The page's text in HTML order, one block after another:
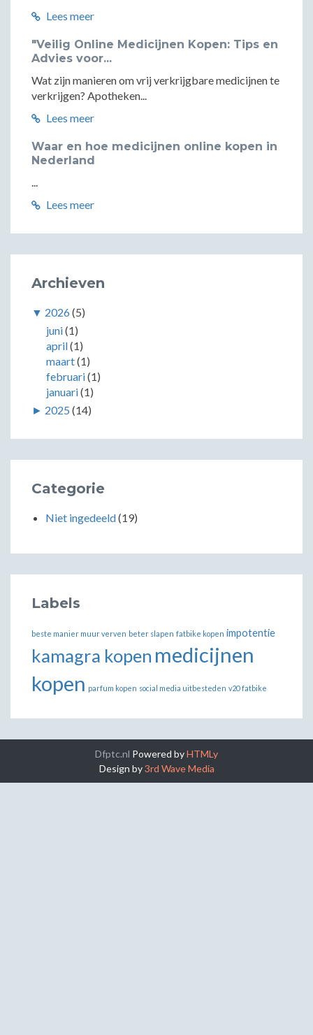
Lees meer
"Veilig Online Medicijnen Kopen: Tips en
Advies voor...
Wat zijn manieren om vrij verkrijgbare medicijnen te
verkrijgen? Apotheken...
Lees meer
Waar en hoe medicijnen online kopen in
Nederland
...
Lees meer
Archieven
▼ 2026(5)
juni(1)
april(1)
maart(1)
februari(1)
januari(1)
► 2025 (14)
Categorie
Niet ingedeeld(19)
Labels
beste manier muur verven beter slapen fatbike kopen impotentie
kamagra kopen medicijnen
kopen parfum kopen social media uitbesteden v20 fatbike
Dfptc.nl Powered byHTMLy
Design by3rd Wave Media